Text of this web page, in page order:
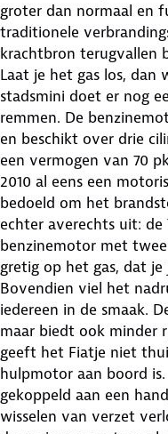
groter dan normaal en
traditionele
krachtbron terugvallen
Laat je het gas los, dan
stadsmini doet er nog
remmen. De
en beschikt over drie
een vermogen van 70
2010 al eens een
bedoeld om het
echter averechts uit:
benzinemotor met
gretig op het gas, dat
Bovendien viel het
iedereen in de smaak.
maar biedt ook minder
geeft het Fiatje niet
hulpmotor aan boord
gekoppeld aan een
wisselen van verzet